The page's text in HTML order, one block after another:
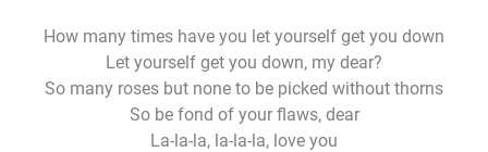
How many times have you let yourself get you down
Let yourself get you down, my dear?
So many roses but none to be picked without thorns
So be fond of your flaws, dear
La-la-la, la-la-la, love you